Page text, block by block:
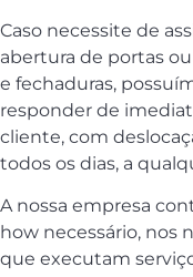
Caso necessite de
abertura de portas
e fechaduras,
responder de
cliente, com
todos os dias, a
A nossa empresa
how necessário, nos
que executam